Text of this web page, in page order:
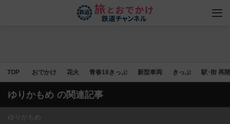
TOP おでかけ 花火 青春18きっぷ 新型車両 きっぷ 駅･街 再
ゆりかもめ の関連記事
ゆりかもめ